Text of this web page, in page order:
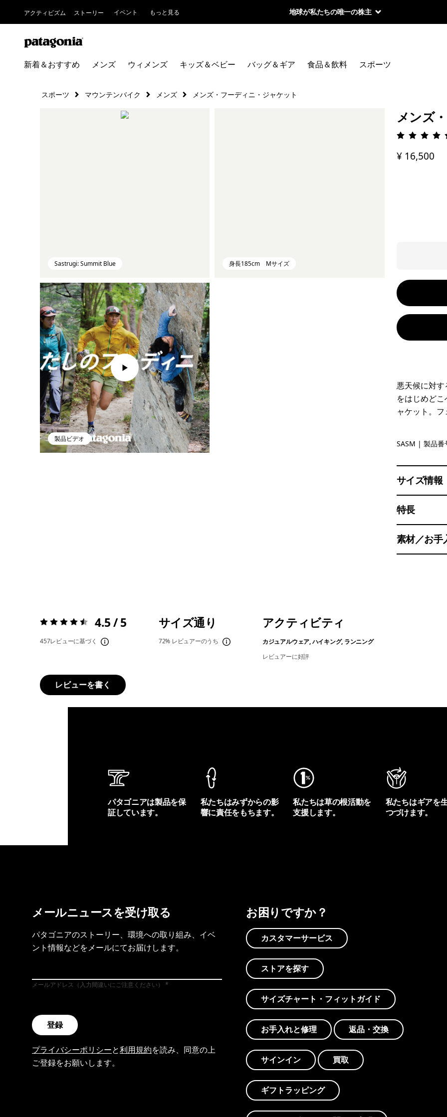
アクティビズム ストーリー イベント もっと見る 地球が私たちの唯一の株主
新着＆おすすめ メンズ ウィメンズ キッズ＆ベビー バッグ＆ギア 食品＆飲料 スポーツ
スポーツ マウンテンバイク メンズ メンズ・フーディニ・ジャケット
Sastrugi: Summit Blue 身長185cm Mサイズ
製品ビデオ
メンズ
評価:
¥ 16,500
悪天候に対
をはじめど
ャケット。
Sastrugi:
SASM | 製品番
サイズ情報
特長
素材／お手
評価:4.5 / 5 4.5 / 5
457レビューに基づく
サイズ通り
72% レビュアーのうち
アクティビティ
カジュアルウェア, ハイキング, ランニング
レビュアーに好評
レビューを書く
パタゴニアは製品を保
証しています。
私たちはみずからの影
響に責任をもちます。
私たちは草の根活動を
支援します。
私たちはギアを
つづけます。
メールニュースを受け取る
パタゴニアのストーリー、環境への取り組み、イベ
ント情報などをメールにてお届けします。
メールアドレス（入力間違いにご注意ください）
登録
プライバシーポリシーと利用規約を読み、同意の上
ご登録をお願いします。
お困りですか？
カスタマーサービス
ストアを探す
サイズチャート・フィットガイド
お手入れと修理 返品・交換
サインイン 買取
ギフトラッピング